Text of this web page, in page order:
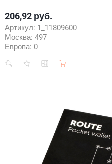
Цена
206,92 руб.
Артикул: 1_11809600
Москва: 497
Европа: 0